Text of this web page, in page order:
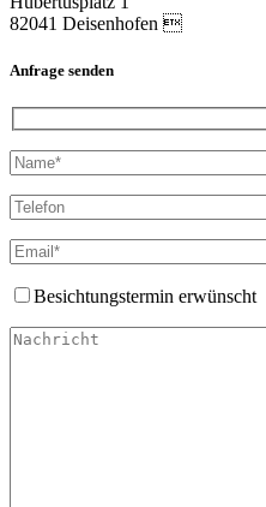
82041 Deisenhofen 
Anfrage senden
Besichtungstermin erwünscht